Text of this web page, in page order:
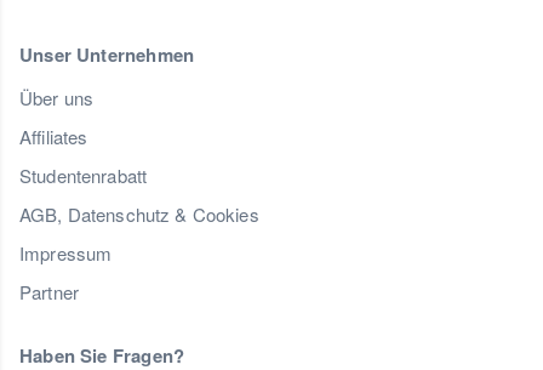
Unser Unternehmen
Über uns
Affiliates
Studentenrabatt
AGB, Datenschutz & Cookies
Impressum
Partner
Haben Sie Fragen?